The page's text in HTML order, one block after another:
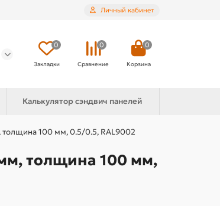
Личный кабинет
0
Закладки
0
Сравнение
0
Корзина
Калькулятор сэндвич панелей
100 мм, 0.5/0.5, RAL9002
толщина 100 мм,